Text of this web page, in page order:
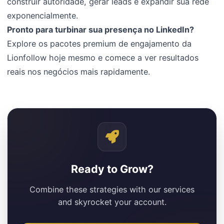
exponencialmente.
Pronto para turbinar sua presença no LinkedIn?
Explore os pacotes premium de engajamento da
Lionfollow hoje mesmo e comece a ver resultados
reais nos negócios mais rapidamente.
Ready to Grow?
Combine these strategies with our services
and skyrocket your account.